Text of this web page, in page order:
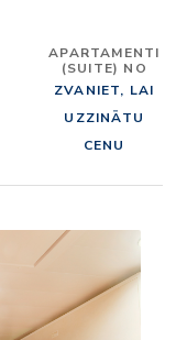
APARTAMENTI
(SUITE) NO
ZVANIET, LAI
UZZINĀTU
CENU